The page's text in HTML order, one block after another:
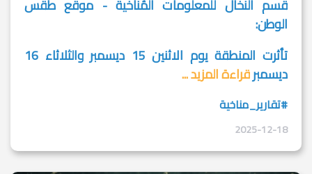
قسم النخال للمعلومات المُناخية - موقع طقس
الوطن:
تأثرت المنطقة يوم الاثنين 15 ديسمبر والثلاثاء 16
ديسمبرقراءة المزيد ...
#تقارير_مناخية
2025-12-18